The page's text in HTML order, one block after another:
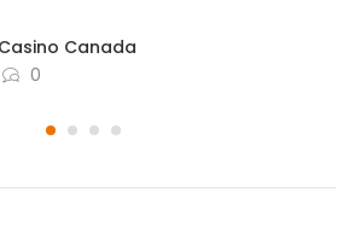
Canada
0